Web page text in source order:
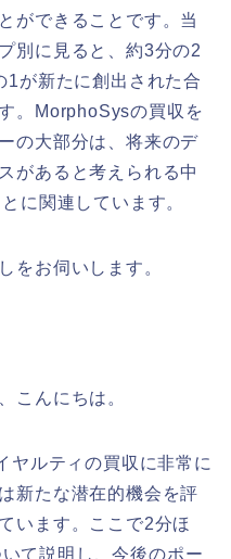
ができることです。当
別に見ると、約3分の2
1が新たに創出された合
。MorphoSysの買収を
の大部分は、将来のデ
があると考えられる中
に関連しています。
をお伺いします。
こんにちは。
ヤルティの買収に非常に
新たな潜在的機会を評
います。ここで2分ほ
て説明し、今後のポー